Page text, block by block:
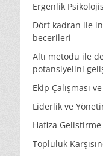
Ergenlik
Dört kadran ile
becerileri
Altı metodu ile
potansiyelini
Ekip Çalışması
Liderlik ve
Hafiza Gelistirme
Topluluk